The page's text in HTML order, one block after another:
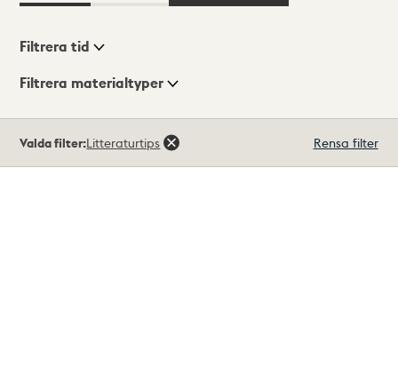
Visningsläge
Filtrera tid
Filtrera materialtyper
träffar
Valda filter:Litteraturtips Rensa filter